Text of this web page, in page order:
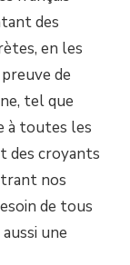
des
en les
de
tel que
à toutes les
des croyants
nos
de tous
une